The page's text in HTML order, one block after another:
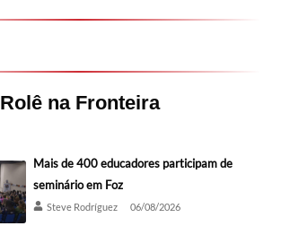
Rolê na Fronteira
Mais de 400 educadores participam de
seminário em Foz
Steve Rodríguez 06/08/2026